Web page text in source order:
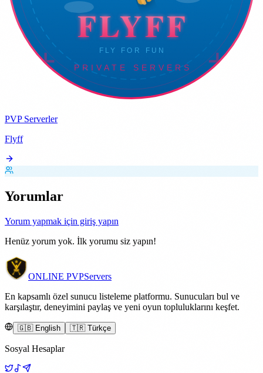
PVP Serverler
Flyff
Yorumlar
Yorum yapmak için giriş yapın
Henüz yorum yok. İlk yorumu siz yapın!
ONLINE PVPServers
En kapsamlı özel sunucu listeleme platformu. Sunucuları bul ve
karşılaştır, deneyimini paylaş ve yeni oyun topluluklarını keşfet.
🇬🇧 English 🇹🇷 Türkçe
Sosyal Hesaplar